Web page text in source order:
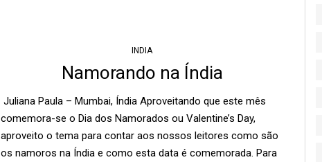
INDIA
Namorando na Índia
Juliana Paula – Mumbai, Índia Aproveitando que este mês
comemora-se o Dia dos Namorados ou Valentine’s Day,
aproveito o tema para contar aos nossos leitores como são
os namoros na Índia e como esta data é comemorada. Para